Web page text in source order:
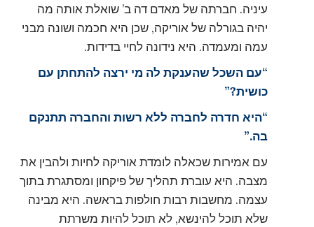
עיניה. חברתה של מאדם דה ב’ שואלת אותה מה
יהיה בגורלה של אוריקה, שכן היא חכמה ושונה מבני
עמה ומעמדה. היא נידונה לחיי בדידות.
“עם השכל שהענקת לה מי ירצה להתחתן עם
כושית?”
“היא חדרה לחברה ללא רשות והחברה תתנקם
בה.”
עם אמירות שכאלה לומדת אוריקה לחיות ולהבין את
מצבה. היא עוברת תהליך של פיקחון ומסתגרת בתוך
עצמה. מחשבות רבות חולפות בראשה. היא מבינה
שלא תוכל להינשא, לא תוכל להיות משרתת